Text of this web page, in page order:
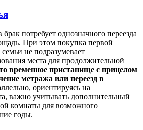
потребует однозначного переезда
При этом покупка первой
не подразумевает
места для продолжительной
временное пристанище с прицелом
метража или переезд в
ориентируясь на
важно учитывать дополнительный
комнаты для возможного
годы.